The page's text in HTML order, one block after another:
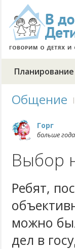
Планирование
Общение
Горг
больше
Выбор
Ребят,
можно
дел в